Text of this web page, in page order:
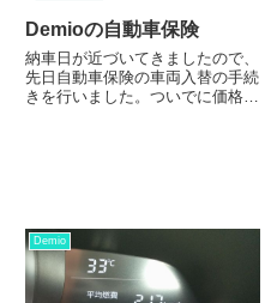
Demioの自動車保険
納車日が近づいてきましたので、
先日自動車保険の車両入替の手続
きを行いました。ついでに価格調
Demio